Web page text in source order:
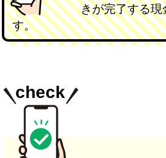
きが完了する
す。
check